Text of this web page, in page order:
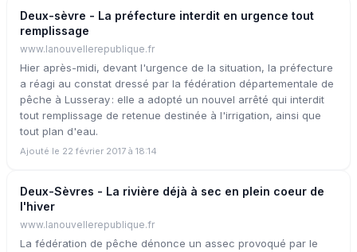
Deux-sèvre - La préfecture interdit en urgence tout
remplissage
www.lanouvellerepublique.fr
Hier après-midi, devant l'urgence de la situation, la préfecture
a réagi au constat dressé par la fédération départementale de
pêche à Lusseray : elle a adopté un nouvel arrêté qui interdit
tout remplissage de retenue destinée à l'irrigation, ainsi que
tout plan d'eau.
Ajouté le 22 février 2017 à 18:14
Deux-Sèvres - La rivière déjà à sec en plein coeur de
l'hiver
www.lanouvellerepublique.fr
La fédération de pêche dénonce un assec provoqué par le